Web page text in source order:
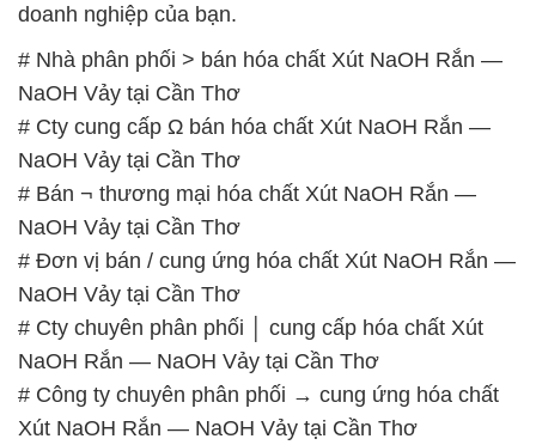
doanh nghiệp của bạn.
# Nhà phân phối > bán hóa chất Xút NaOH Rắn —
NaOH Vảy tại Cần Thơ
# Cty cung cấp Ω bán hóa chất Xút NaOH Rắn —
NaOH Vảy tại Cần Thơ
# Bán ¬ thương mại hóa chất Xút NaOH Rắn —
NaOH Vảy tại Cần Thơ
# Đơn vị bán / cung ứng hóa chất Xút NaOH Rắn —
NaOH Vảy tại Cần Thơ
# Cty chuyên phân phối │ cung cấp hóa chất Xút
NaOH Rắn — NaOH Vảy tại Cần Thơ
# Công ty chuyên phân phối → cung ứng hóa chất
Xút NaOH Rắn — NaOH Vảy tại Cần Thơ